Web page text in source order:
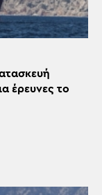
έρευνες το